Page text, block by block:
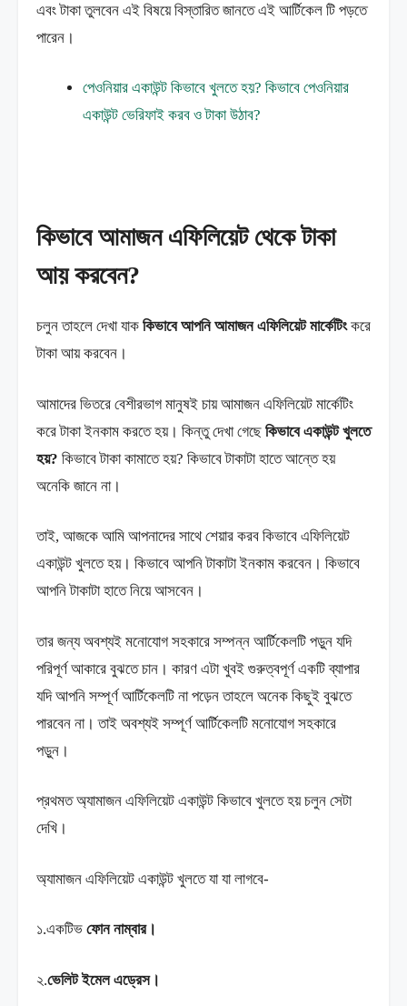
এবং টাকা তুলবেন এই বিষয়ে বিস্তারিত জানতে এই আর্টিকেল টি পড়তে
পারেন।
পেওনিয়ার একাউন্ট কিভাবে খুলতে হয়? কিভাবে পেওনিয়ার
একাউন্ট ভেরিফাই করব ও টাকা উঠাব?
কিভাবে আমাজন এফিলিয়েট থেকে টাকা
আয় করবেন?
চলুন তাহলে দেখা যাক কিভাবে আপনি আমাজন এফিলিয়েট মার্কেটিংকরে
টাকা আয় করবেন।
আমাদের ভিতরে বেশীরভাগ মানুষই চায় আমাজন এফিলিয়েট মার্কেটিং
করে টাকা ইনকাম করতে হয়। কিন্তু দেখা গেছে কিভাবে একাউন্ট খুলতে
হয়? কিভাবে টাকা কামাতে হয়? কিভাবে টাকাটা হাতে আন্তে হয়
অনেকি জানে না।
তাই, আজকে আমি আপনাদের সাথে শেয়ার করব কিভাবে এফিলিয়েট
একাউন্ট খুলতে হয়। কিভাবে আপনি টাকাটা ইনকাম করবেন। কিভাবে
আপনি টাকাটা হাতে নিয়ে আসবেন।
তার জন্য অবশ্যই মনোযোগ সহকারে সম্পন্ন আর্টিকেলটি পড়ুন যদি
পরিপূর্ণ আকারে বুঝতে চান। কারণ এটা খুবই গুরুত্বপূর্ণ একটি ব্যাপার
যদি আপনি সম্পূর্ণ আর্টিকেলটি না পড়েন তাহলে অনেক কিছুই বুঝতে
পারবেন না। তাই অবশ্যই সম্পূর্ণ আর্টিকেলটি মনোযোগ সহকারে
পড়ুন।
প্রথমত অ্যামাজন এফিলিয়েট একাউন্ট কিভাবে খুলতে হয় চলুন সেটা
দেখি।
অ্যামাজন এফিলিয়েট একাউন্ট খুলতে যা যা লাগবে-
১.একটিভ ফোন নাম্বার।
২.ভেলিট ইমেল এড্রেস।